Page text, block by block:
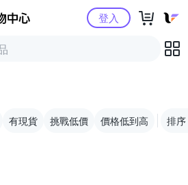
Yahoo購物中心登入
有現貨 挑戰低價 價格低到高 排序